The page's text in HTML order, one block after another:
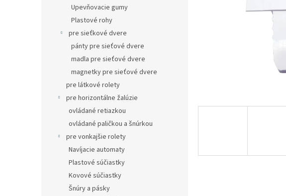
Upevňovacie gumy
Plastové rohy
pre sieťkové dvere
pánty pre sieťové dvere
madla pre sieťové dvere
magnetky pre sieťové dvere
pre látkové rolety
pre horizontálne žalúzie
ovládané retiazkou
ovládané paličkou a šnúrkou
pre vonkajšie rolety
Navíjacie automaty
Plastové súčiastky
Kovové súčiastky
Šnúry a pásky